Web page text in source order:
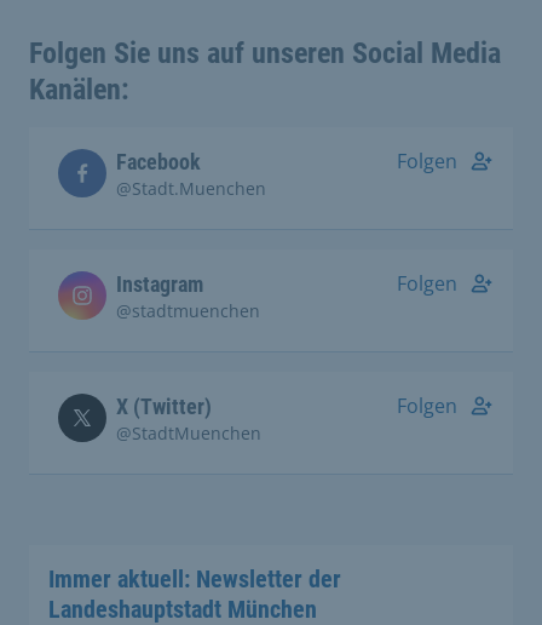
Folgen Sie uns auf unseren Social Media
Kanälen:
Facebook
@Stadt.Muenchen
Folgen
Instagram
@stadtmuenchen
Folgen
X (Twitter)
@StadtMuenchen
Folgen
Immer aktuell: Newsletter der
Landeshauptstadt München